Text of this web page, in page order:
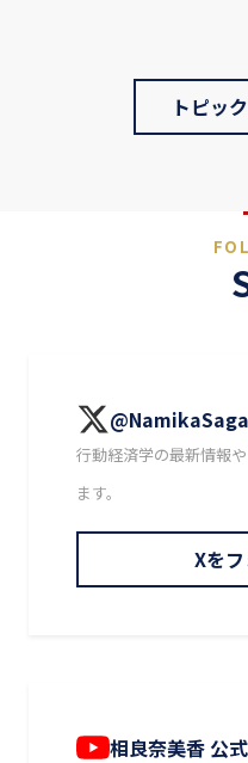
トピッ
行動経済学の最新情報
ます。
Xを
相良奈美香 公